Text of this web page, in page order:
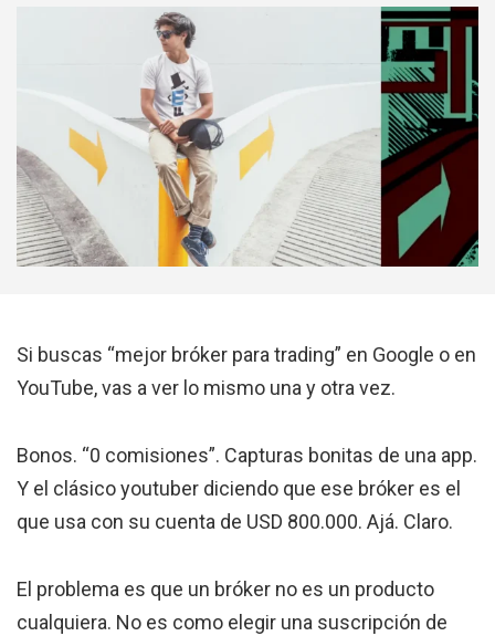
Si buscas “mejor bróker para trading” en Google o en
YouTube, vas a ver lo mismo una y otra vez.
Bonos. “0 comisiones”. Capturas bonitas de una app.
Y el clásico youtuber diciendo que ese bróker es el
que usa con su cuenta de USD 800.000. Ajá. Claro.
El problema es que un bróker no es un producto
cualquiera. No es como elegir una suscripción de